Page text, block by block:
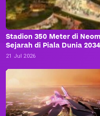
Stadion 350 Meter di
Sejarah di Piala Dunia 2034
21 Jul 2026